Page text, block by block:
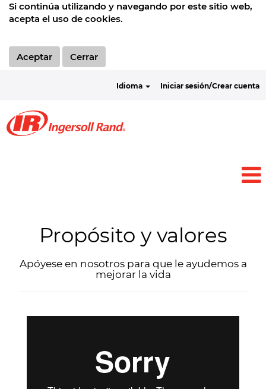
Si continúa utilizando y navegando por este sitio web,
acepta el uso de cookies.
Aceptar Cerrar
Idioma Iniciar sesión/Crear cuenta
Propósito y valores
Apóyese en nosotros para que le ayudemos a
mejorar la vida